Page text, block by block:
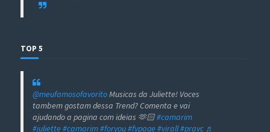
TOP 5
@meufamosofavoritoMusicas da Juliette! Voces
tambem gostam dessa Trend? Comenta e vai
ajudando a pagina com ideias 🫶🏻#camarim
#juliette#camarim#foryou#fypage#virall#pravc ♬